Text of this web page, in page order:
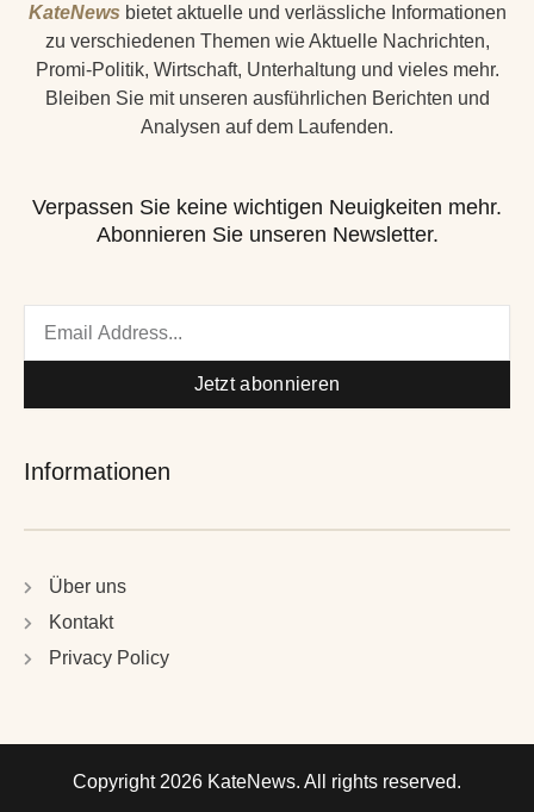
KateNews bietet aktuelle und verlässliche Informationen
zu verschiedenen Themen wie Aktuelle Nachrichten,
Promi-Politik, Wirtschaft, Unterhaltung und vieles mehr.
Bleiben Sie mit unseren ausführlichen Berichten und
Analysen auf dem Laufenden.
Verpassen Sie keine wichtigen Neuigkeiten mehr.
Abonnieren Sie unseren Newsletter.
Jetzt abonnieren
Informationen
Über uns
Kontakt
Privacy Policy
Copyright 2026 KateNews. All rights reserved.